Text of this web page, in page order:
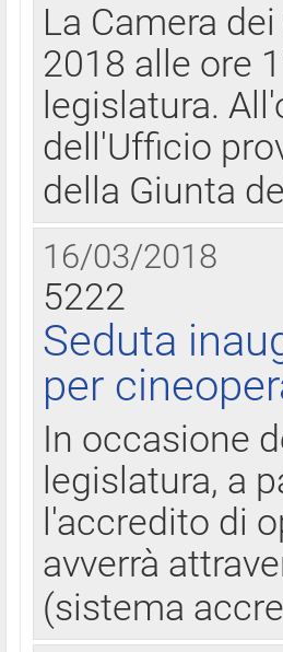
La Camera
2018 alle ore
legislatura.
dell'Ufficio
della Giunta
16/03/2018
5222
Seduta
per
In occasione
legislatura, a
l'accredito di
avverrà
(sistema